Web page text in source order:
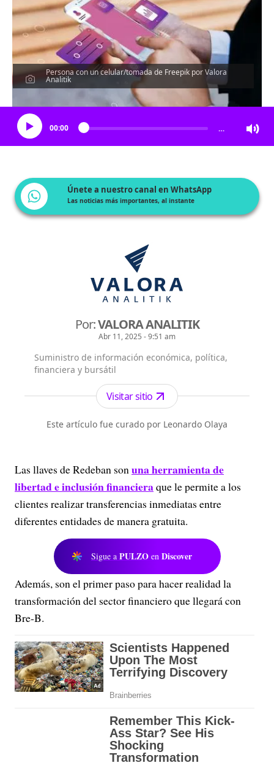
Persona con un celular/tomada de Freepik por Valora
Analitik
Escucha el artículo
00:00 …
Únete a nuestro canal en WhatsApp
Las noticias más importantes, al instante
Por:VALORA ANALITIK
Abr 11, 2025 - 9:51 am
Suministro de información económica, política,
financiera y bursátil
Visitar sitio
Este artículo fue curado por Leonardo Olaya
Las llaves de Redeban sonuna herramienta de
libertad e inclusión financieraque le permite a los
clientes realizar transferencias inmediatas entre
diferentes entidades de manera gratuita.
Sigue a PULZO en Discover
Además, son el primer paso para hacer realidad la
transformación del sector financiero que llegará con
Bre-B.